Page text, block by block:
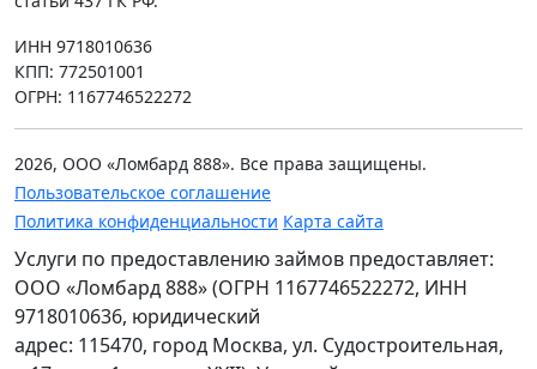
ИНН 9718010636
КПП: 772501001
ОГРН: 1167746522272
2026, ООО «Ломбард 888». Все права защищены.
Пользовательское соглашение
Политика конфиденциальности Карта сайта
Услуги по предоставлению займов предоставляет:
ООО «Ломбард 888» (ОГРН 1167746522272, ИНН
9718010636, юридический
адрес: 115470, город Москва, ул. Судостроительная,